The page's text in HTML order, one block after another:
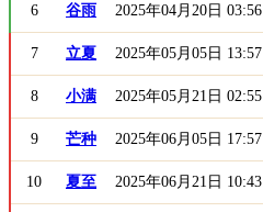
6 谷雨 2025年04月20日 03:56
7 立夏 2025年05月05日 13:57
8 小满 2025年05月21日 02:55
9 芒种 2025年06月05日 17:57
10 夏至 2025年06月21日 10:43